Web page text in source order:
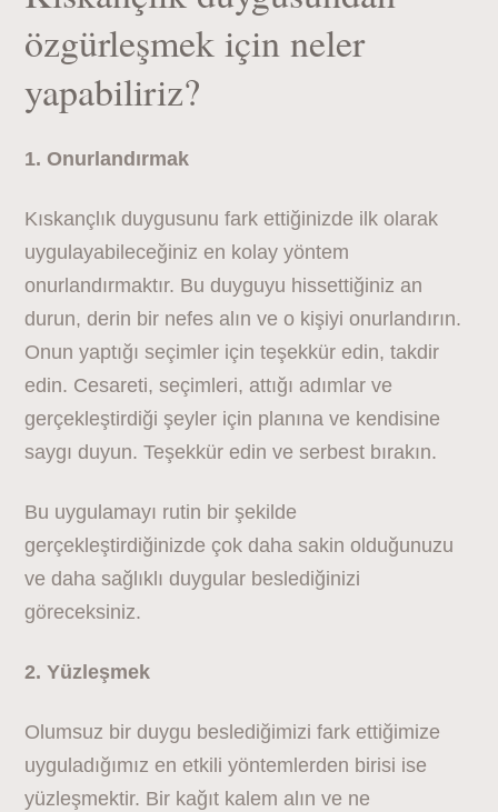
özgürleşmek için neler
yapabiliriz?
1. Onurlandırmak
Kıskançlık duygusunu fark ettiğinizde ilk olarak
uygulayabileceğiniz en kolay yöntem
onurlandırmaktır. Bu duyguyu hissettiğiniz an
durun, derin bir nefes alın ve o kişiyi onurlandırın.
Onun yaptığı seçimler için teşekkür edin, takdir
edin. Cesareti, seçimleri, attığı adımlar ve
gerçekleştirdiği şeyler için planına ve kendisine
saygı duyun. Teşekkür edin ve serbest bırakın.
Bu uygulamayı rutin bir şekilde
gerçekleştirdiğinizde çok daha sakin olduğunuzu
ve daha sağlıklı duygular beslediğinizi
göreceksiniz.
2. Yüzleşmek
Olumsuz bir duygu beslediğimizi fark ettiğimize
uyguladığımız en etkili yöntemlerden birisi ise
yüzleşmektir. Bir kağıt kalem alın ve ne